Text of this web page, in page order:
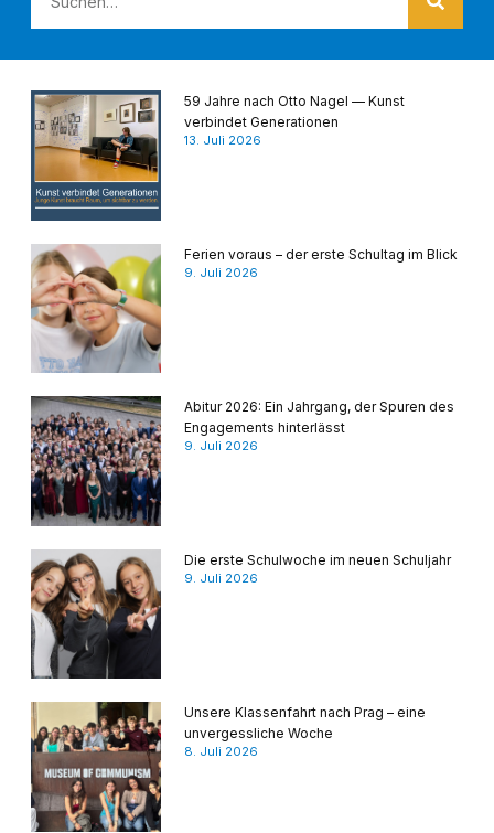
59 Jahre nach Otto Nagel — Kunst
verbindet Generationen
13. Juli 2026
Ferien voraus – der erste Schultag im Blick
9. Juli 2026
Abitur 2026: Ein Jahrgang, der Spuren des
Engagements hinterlässt
9. Juli 2026
Die erste Schulwoche im neuen Schuljahr
9. Juli 2026
Unsere Klassenfahrt nach Prag – eine
unvergessliche Woche
8. Juli 2026